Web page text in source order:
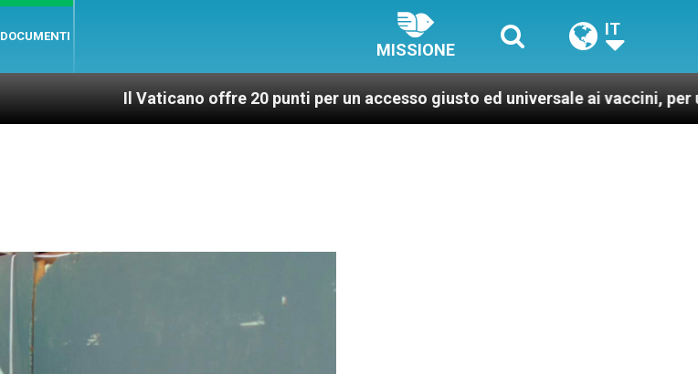
DOCUMENTI
MISSIONE
IT
Il Vaticano offre 20 punti per un accesso giusto ed universale ai vaccini, per un mondo più